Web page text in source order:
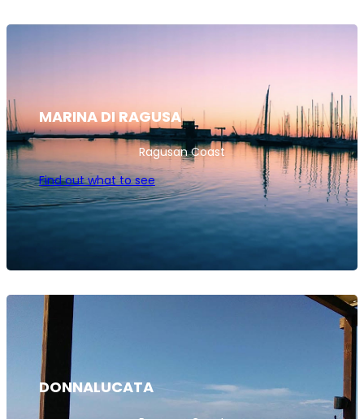
MARINA DI RAGUSA
Ragusan Coast
Find out what to see
DONNALUCATA